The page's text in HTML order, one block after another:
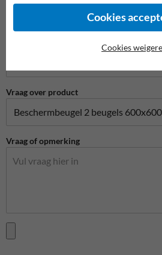
Vraag over product
Vraag of opmerking
Cookies
Cookies